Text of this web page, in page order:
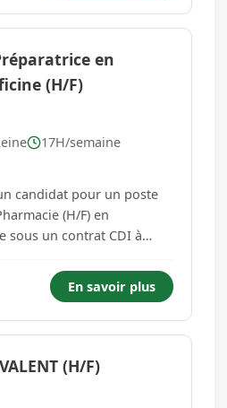
en
(H/F)
17H/semaine
candidat pour un poste
(H/F) en
sous un contrat CDI à
de-France - France) avec
de 3 ans.
Qualifications requises Obligatoire : Brevet P...
En savoir plus
(H/F)